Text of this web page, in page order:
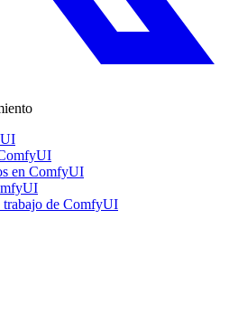
en ComfyUI
trabajo de ComfyUI